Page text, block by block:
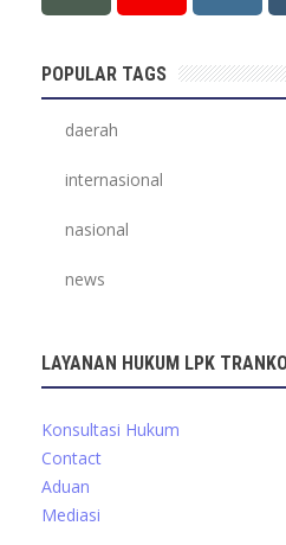
POPULAR TAGS
daerah
internasional
nasional
news
LAYANAN HUKUM LPK
Konsultasi Hukum
Contact
Aduan
Mediasi